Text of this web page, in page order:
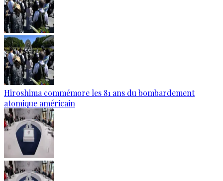
Hiroshima commémore les 81 ans du bombardement
atomique américain